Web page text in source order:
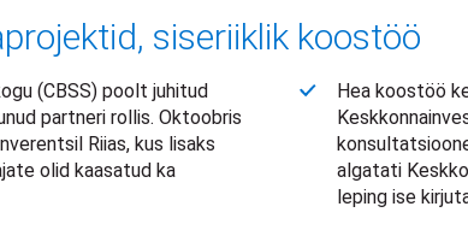
siseriiklik koostöö
(CBSS) poolt juhitud
partneri rollis. Oktoobris
Riias, kus lisaks
olid kaasatud ka
Hea koostöö
algatati
leping ise